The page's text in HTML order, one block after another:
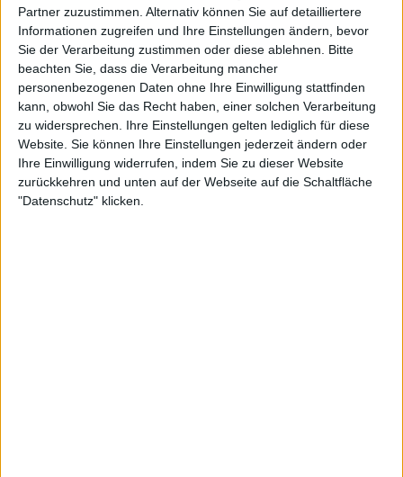
Partner zuzustimmen. Alternativ können Sie auf detailliertere
Informationen zugreifen und Ihre Einstellungen ändern, bevor
Sie der Verarbeitung zustimmen oder diese ablehnen.
Bitte
beachten Sie, dass die Verarbeitung mancher
personenbezogenen Daten ohne Ihre Einwilligung stattfinden
kann, obwohl Sie das Recht haben, einer solchen Verarbeitung
zu widersprechen. Ihre Einstellungen gelten lediglich für diese
Website. Sie können Ihre Einstellungen jederzeit ändern oder
Ihre Einwilligung widerrufen, indem Sie zu dieser Website
zurückkehren und unten auf der Webseite auf die Schaltfläche
"Datenschutz" klicken.
sensationeller Lauf bis ins Halbfinale der Miami Open
war einer der Höhepunkte der Saison: Mit einer
Wildcard besiegte sie Jelena Ostapenko, Madison
Keys und die Weltranglistenerste Iga Swiatek, bevor
sie Jessica Pegula unterlag.
Damit bewies sie, dass sie nicht nur mithalten,
sondern auch gegen die Besten der Welt gewinnen
kann. Später erreichte sie ihr erstes WTA-Finale bei
den Eastbourne Open, wo sie gegen Maya Joint